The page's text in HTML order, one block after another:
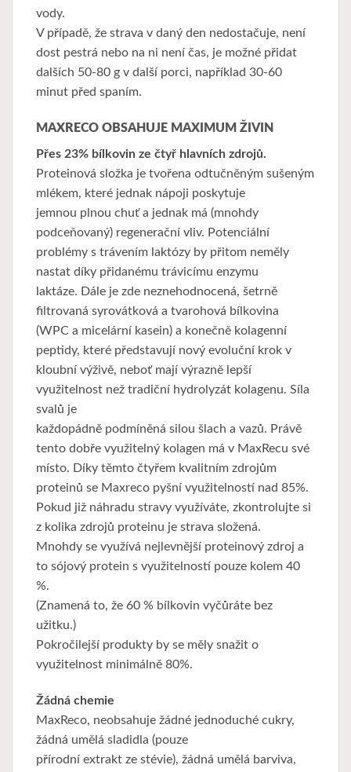
vody.
V případě, že strava v daný den nedostačuje, není
dost pestrá nebo na ni není čas, je možné přidat
dalších 50-80 g v další porci, například 30-60
minut před spaním.
MAXRECO OBSAHUJE MAXIMUM ŽIVIN
Přes 23% bílkovin ze čtyř hlavních zdrojů.
Proteinová složka je tvořena odtučněným sušeným
mlékem, které jednak nápoji poskytuje
jemnou plnou chuť a jednak má (mnohdy
podceňovaný) regenerační vliv. Potenciální
problémy s trávením laktózy by přitom neměly
nastat díky přidanému trávicímu enzymu
laktáze. Dále je zde neznehodnocená, šetrně
filtrovaná syrovátková a tvarohová bílkovina
(WPC a micelární kasein) a konečně kolagenní
peptidy, které představují nový evoluční krok v
kloubní výživě, neboť mají výrazně lepší
využitelnost než tradiční hydrolyzát kolagenu. Síla
svalů je
každopádně podmíněná silou šlach a vazů. Právě
tento dobře využitelný kolagen má v MaxRecu své
místo. Díky těmto čtyřem kvalitním zdrojům
proteinů se Maxreco pyšní využitelností nad 85%.
Pokud již náhradu stravy využíváte, zkontrolujte si
z kolika zdrojů proteinu je strava složená.
Mnohdy se využívá nejlevnější proteinový zdroj a
to sójový protein s využitelností pouze kolem 40
%.
(Znamená to, že 60 % bílkovin vyčůráte bez
užitku.)
Pokročilejší produkty by se měly snažit o
využitelnost minimálně 80%.
Žádná chemie
MaxReco, neobsahuje žádné jednoduché cukry,
žádná umělá sladidla (pouze
přírodní extrakt ze stévie), žádná umělá barviva,